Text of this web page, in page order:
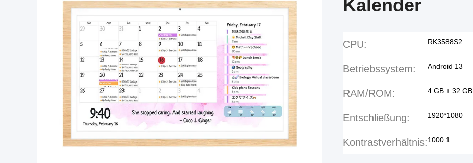
Kalender
CPU: RK3588S2
Betriebssystem: Android 13
RAM/ROM: 4 GB + 32 GB
Entschließung: 1920*1080
Kontrastverhältnis:1000:1